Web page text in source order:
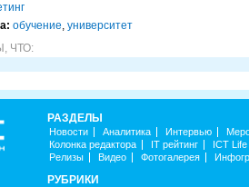
обучение, университет
ЧТО:
РАЗДЕЛЫ
Новости Аналитика Интервью
Колонка редактора
IT рейтинг ICT Life
Релизы
Видео Фотогалерея
РУБРИКИ